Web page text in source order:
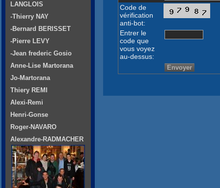
Code de
vérification
anti-bot:
Entrer le
code que
vous voyez
au-dessus:
LANGLOIS
-Thierry NAY
-Bernard BERISSET
-Pierre LEVY
-Jean frederic Gosio
Anne-Lise Martorana
Jo-Martorana
Thiery REMI
Alexi-Remi
Henri-Gonse
Roger-NAVARO
Alexandre-RADMACHER